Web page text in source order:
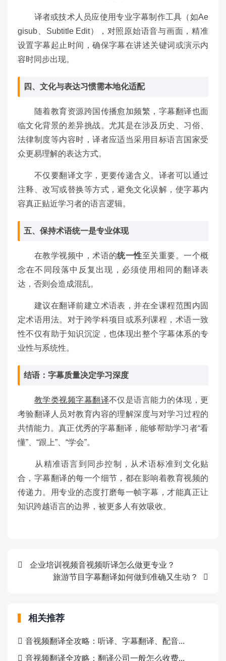
译者或技术人员应使用专业字幕制作工具（如Ae
gisub、Subtitle Edit），对照原始语音与画面，精准
设置字幕起止时间，确保字幕在讲述关键词或演示内
容时同步出现。
四、文化与表达习惯需本地化适配
随着教育资源跨国传播愈加频繁，字幕翻译也面
临文化背景的差异挑战。尤其是在涉及历史、习俗、
法律制度等内容时，译者应适当采用目标语言国家受
众更易理解的表达方式。
不仅要翻译文字，更要传递含义。译者可以通过
注释、改写或替换等方式，避免文化误解，使字幕内
容真正贴近学习者的语言逻辑。
五、保持术语统一是专业体现
在教学视频中，术语的统一性至关重要。一个概
念在不同段落中反复出现，必须使用相同的翻译表
达，否则会造成混乱。
建议在翻译前建立术语表，并在全课程范围内固
定术语用法。对于跨学科项目或系列课程，术语一致
性不仅有助于知识沉淀，也体现出整个字幕体系的专
业性与系统性。
结语：字幕质量决定学习深度
教学类视频字幕翻译不仅是语言能力的体现，更
考验翻译人员对教育内容的理解深度与对学习过程的
共情能力。真正优秀的字幕翻译，能够帮助学习者“看
懂”、“跟上”、“学会”。
从精准语言到同步控制，从术语标准到文化贴
合，字幕翻译的每一个细节，都在影响着教育视频的
传递力。用专业的态度打磨每一帧字幕，才能真正让
知识跨越语言的边界，被更多人有效吸收。
企业培训视频音视频听译怎么做更专业？
旅游节目字幕翻译如何做到准确又生动？
相关推荐
音视频翻译全攻略：听译、字幕翻译、配音...
音视频翻译全攻略：翻译公司一般怎么收费...